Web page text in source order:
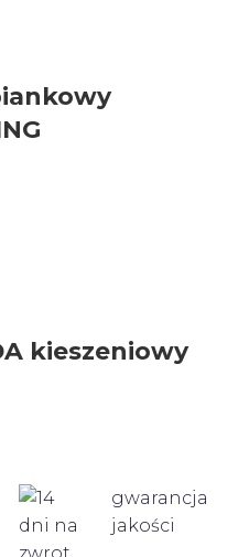
kieszeniowy
gwarancja
jakości